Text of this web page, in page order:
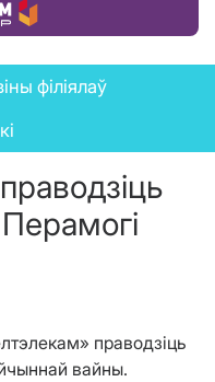
філіялаў
праводзіць
вайны.